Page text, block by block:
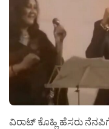
ವಿರಾಟ್ ಕೊಹ್ಲಿ ಹೆಸರು